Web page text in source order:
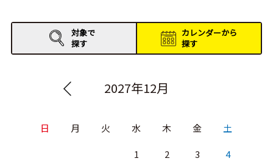
イベントレポート
対象で
探す
カレンダーから
探す
2027年12月
日 月 火 水 木 金 土
1 2 3 4